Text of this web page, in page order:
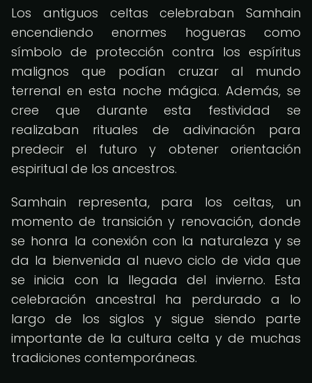
Los antiguos celtas celebraban Samhain
encendiendo enormes hogueras como
símbolo de protección contra los espíritus
malignos que podían cruzar al mundo
terrenal en esta noche mágica. Además, se
cree que durante esta festividad se
realizaban rituales de adivinación para
predecir el futuro y obtener orientación
espiritual de los ancestros.
Samhain representa, para los celtas, un
momento de transición y renovación, donde
se honra la conexión con la naturaleza y se
da la bienvenida al nuevo ciclo de vida que
se inicia con la llegada del invierno. Esta
celebración ancestral ha perdurado a lo
largo de los siglos y sigue siendo parte
importante de la cultura celta y de muchas
tradiciones contemporáneas.